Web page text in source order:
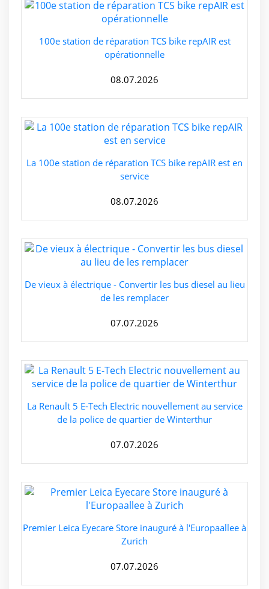
100e station de réparation TCS bike repAIR est
opérationnelle
08.07.2026
La 100e station de réparation TCS bike repAIR est en
service
08.07.2026
De vieux à électrique - Convertir les bus diesel au lieu
de les remplacer
07.07.2026
La Renault 5 E-Tech Electric nouvellement au service
de la police de quartier de Winterthur
07.07.2026
Premier Leica Eyecare Store inauguré à l'Europaallee à
Zurich
07.07.2026